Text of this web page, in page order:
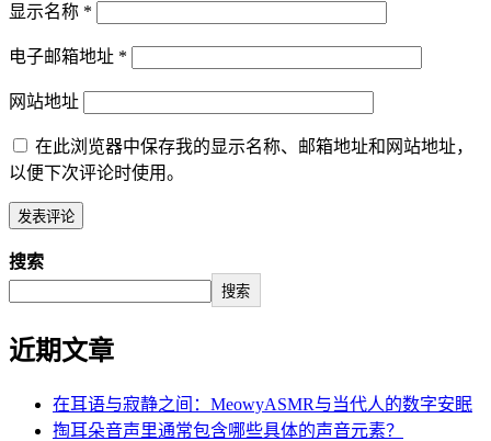
显示名称 *
电子邮箱地址 *
网站地址
在此浏览器中保存我的显示名称、邮箱地址和网站地址，
以便下次评论时使用。
搜索
搜索
近期文章
在耳语与寂静之间：MeowyASMR与当代人的数字安眠
掏耳朵音声里通常包含哪些具体的声音元素？